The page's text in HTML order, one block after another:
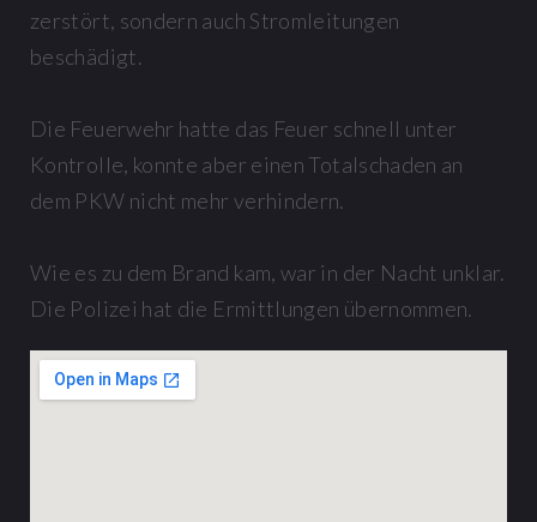
zerstört, sondern auch Stromleitungen
beschädigt.
Die Feuerwehr hatte das Feuer schnell unter
Kontrolle, konnte aber einen Totalschaden an
dem PKW nicht mehr verhindern.
Wie es zu dem Brand kam, war in der Nacht unklar.
Die Polizei hat die Ermittlungen übernommen.